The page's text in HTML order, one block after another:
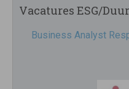
Vacatures ESG/
Business Analyst